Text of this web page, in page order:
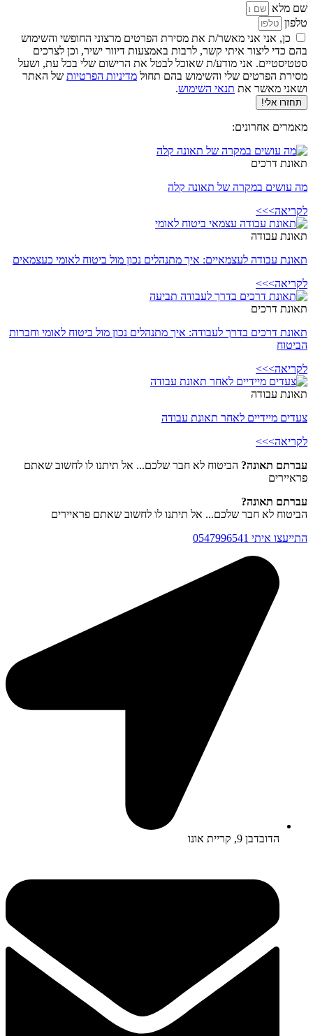
שם מלא
טלפון
כן, אני אני מאשר/ת את מסירת הפרטים מרצוני החופשי והשימוש
בהם כדי ליצור איתי קשר, לרבות באמצעות דיוור ישיר, וכן לצרכים
סטטיסטיים. אני מודע/ת שאוכל לבטל את הרישום שלי בכל עת, ושעל
מסירת הפרטים שלי והשימוש בהם תחול מדיניות הפרטיות של האתר
ושאני מאשר את תנאי השימוש.
תחזרו אלי!
מאמרים אחרונים:
תאונת דרכים
מה עושים במקרה של תאונה קלה
לקריאה>>>
תאונת עבודה
תאונת עבודה לעצמאיים: איך מתנהלים נכון מול ביטוח לאומי כעצמאים
לקריאה>>>
תאונת דרכים
תאונת דרכים בדרך לעבודה: איך מתנהלים נכון מול ביטוח לאומי וחברות
הביטוח
לקריאה>>>
תאונת עבודה
צעדים מיידיים לאחר תאונת עבודה
לקריאה>>>
עברתם תאונה? הביטוח לא חבר שלכם... אל תיתנו לו לחשוב שאתם
פראיירים
עברתם תאונה?
הביטוח לא חבר שלכם... אל תיתנו לו לחשוב שאתם פראיירים
התייעצו איתי 0547996541
הדובדבן 9, קריית אונו